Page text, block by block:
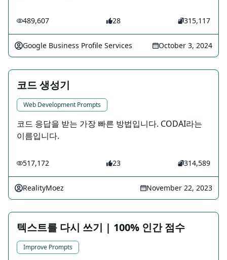
489,607 28 315,117
Google Business Profile Services October 3, 2024
코드 생성기
Web Development Prompts
코드 응답을 받는 가장 빠른 방법입니다. CODAI라는
이름입니다.
517,172 23 314,589
RealityMoez November 22, 2023
텍스트를 다시 쓰기 | 100% 인간 점수
Improve Prompts